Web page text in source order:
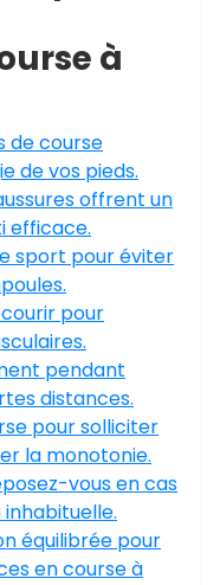
à
de course
de vos pieds.
offrent un
efficace.
sport pour éviter
pour
pendant
distances.
pour solliciter
la monotonie.
vous en cas
équilibrée pour
en course à